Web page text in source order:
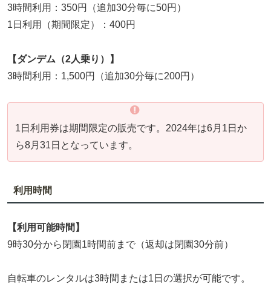
3時間利用：350円（追加30分毎に50円）
1日利用（期間限定）：400円
【ダンデム（2人乗り）
】
3時間利用：1,500円（追加30分毎に200円）
1日利用券は期間限定の販売です。2024年は6月1日か
ら8月31日となっています。
利用時間
【利用可能時間】
9時30分から閉園1時間前まで（返却は閉園30分前）
自転車のレンタルは3時間または1日の選択が可能です。